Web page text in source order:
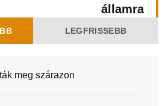
államra
LEGFRISSEBB
meg szárazon